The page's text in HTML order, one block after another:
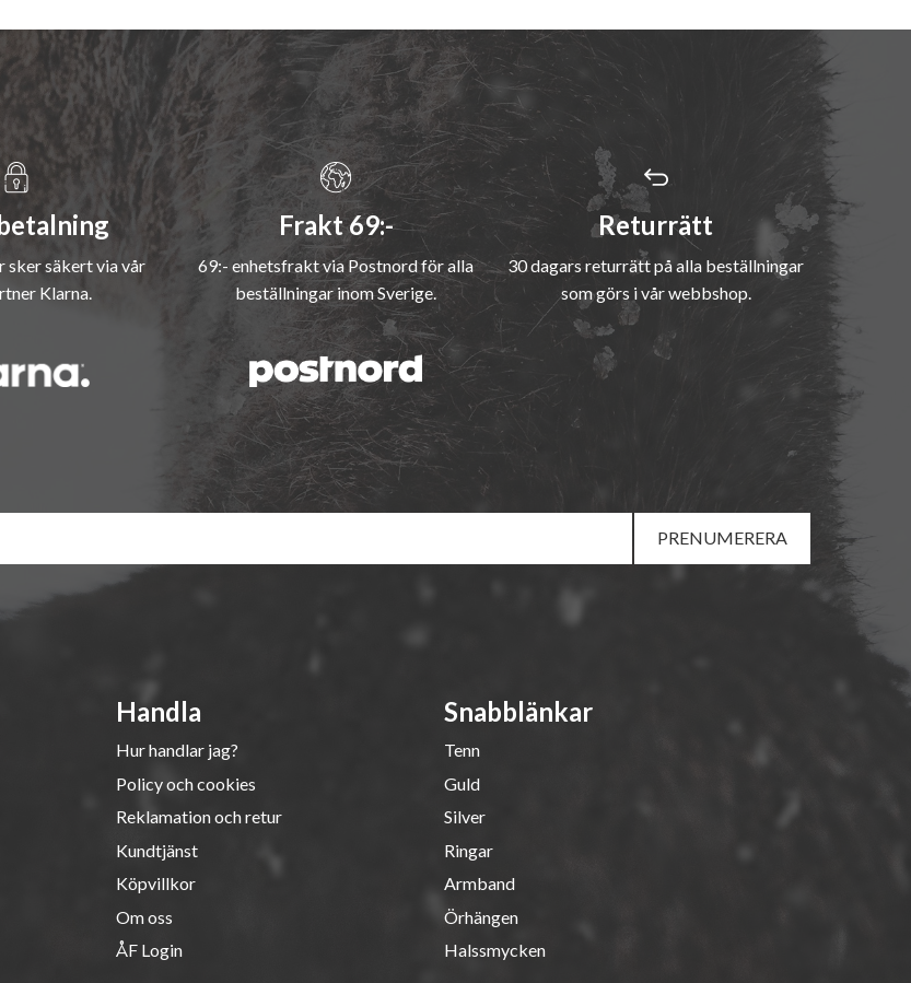
sker säkert via vår
Klarna.
Frakt 69:-
69:- enhetsfrakt via Postnord för alla
beställningar inom Sverige.
Returrätt
30 dagars returrätt på alla beställningar
som görs i vår webbshop.
PRENUMERERA
Handla
Hur handlar jag?
Policy och cookies
Reklamation och retur
Kundtjänst
Köpvillkor
Om oss
ÅF Login
Snabblänkar
Tenn
Guld
Silver
Ringar
Armband
Örhängen
Halssmycken